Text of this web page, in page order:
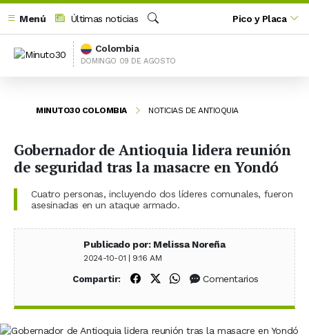
Menú
Últimas noticias
Buscar
Pico y Placa
Colombia
DOMINGO 09 DE AGOSTO
MINUTO30 COLOMBIA NOTICIAS DE ANTIOQUIA
Gobernador de Antioquia lidera reunión
de seguridad tras la masacre en Yondó
Cuatro personas, incluyendo dos líderes comunales, fueron
asesinadas en un ataque armado.
Publicado por: Melissa Noreña
2024-10-01 | 9:16 AM
Compartir: Compartir en Facebook
Compartir en X (Twitter)
Compartir en WhatsApp
Comentarios